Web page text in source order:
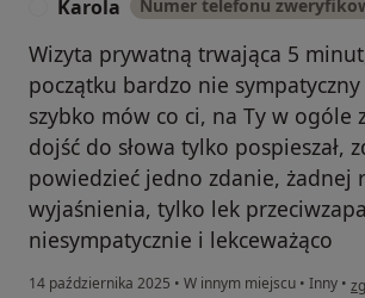
Karola Numer telefonu
Wizyta prywatną trwająca 5
początku bardzo nie
szybko mów co ci, na Ty w ogóle
dojść do słowa tylko pospieszał,
powiedzieć jedno zdanie, żadnej
wyjaśnienia, tylko lek
niesympatycznie i lekceważąco
14 października 2025 • W innym miejscu • Inny • w